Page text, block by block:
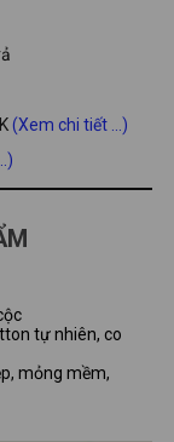
(Xem chi tiết ...)
tự nhiên, co
mỏng mềm,